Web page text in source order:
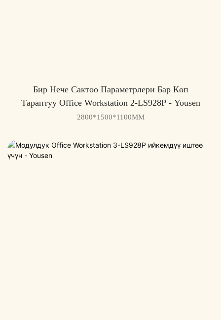
Бир Нече Сактоо Параметрлери Бар Көп
Тараптуу Office Workstation 2-LS928P - Yousen
2800*1500*1100MM